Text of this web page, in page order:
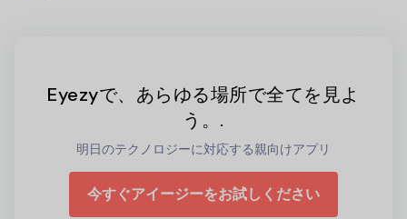
Eyezyで、あらゆる場所で全てを見よ
う。.
明日のテクノロジーに対応する親向けアプリ
今すぐアイージーをお試しください